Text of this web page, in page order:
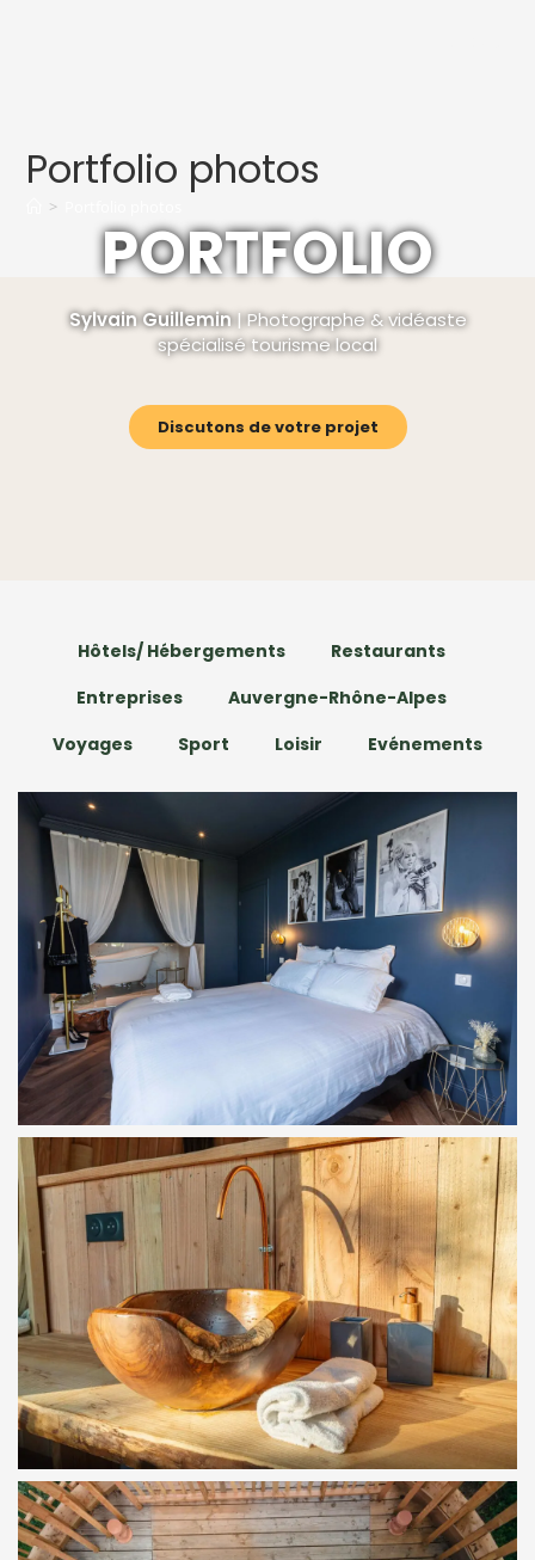
Portfolio photos
>
PORTFOLIO
Sylvain Guillemin| Photographe & vidéaste
spécialisé tourisme local
Discutons de votre projet
Hôtels/ Hébergements
Restaurants
Entreprises
Auvergne-Rhône-Alpes
Voyages
Sport Loisir Evénements